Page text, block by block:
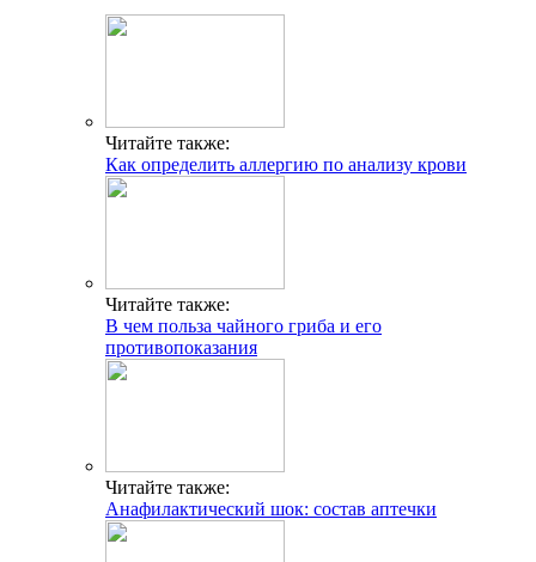
Читайте также:
Как определить аллергию по анализу крови
Читайте также:
В чем польза чайного гриба и его
противопоказания
Читайте также:
Анафилактический шок: состав аптечки